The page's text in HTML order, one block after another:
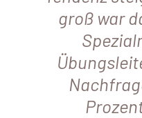
groß war